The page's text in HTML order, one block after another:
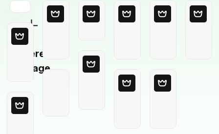
Leere
Vorlage